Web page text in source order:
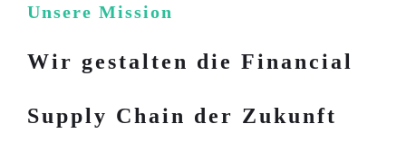
Unsere Mission
Wir gestalten die Financial
Supply Chain der Zukunft